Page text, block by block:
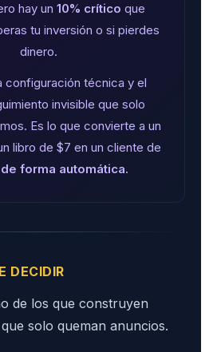
hay un 10% crítico que
tu inversión o si pierdes
dinero.
configuración técnica y el
invisible que solo
Es lo que convierte a un
libro de $7 en un cliente de
forma automática.
DECIDIR
de los que construyen
solo queman anuncios.